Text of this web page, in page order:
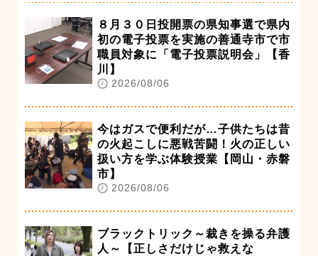
８月３０日投開票の県知事選で県内
初の電子投票を実施の善通寺市で市
職員対象に「電子投票説明会」【香
川】
2026/08/06
今はガスで便利だが…子供たちは昔
の火起こしに悪戦苦闘！火の正しい
扱い方を学ぶ体験授業【岡山・赤磐
市】
2026/08/06
ブラックトリック～裁きを操る弁護
人～【正しさだけじゃ救えな